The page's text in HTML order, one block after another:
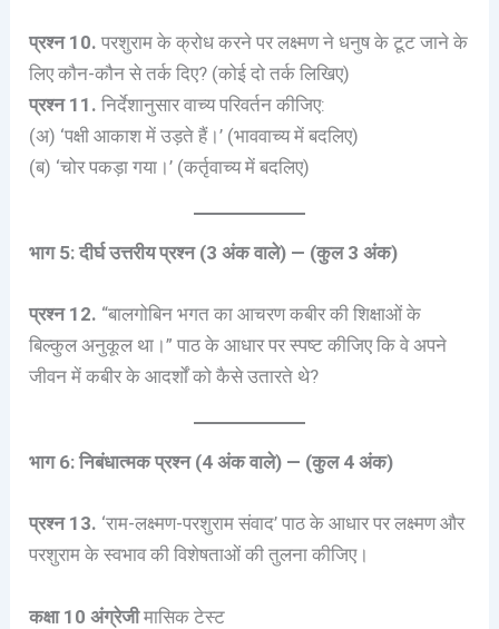
प्रश्न 10. परशुराम के क्रोध करने पर लक्ष्मण ने धनुष के टूट जाने के
लिए कौन-कौन से तर्क दिए? (कोई दो तर्क लिखिए)
प्रश्न 11. निर्देशानुसार वाच्य परिवर्तन कीजिए:
(अ) ‘पक्षी आकाश में उड़ते हैं।’ (भाववाच्य में बदलिए)
(ब) ‘चोर पकड़ा गया।’ (कर्तृवाच्य में बदलिए)
भाग 5: दीर्घ उत्तरीय प्रश्न (3 अंक वाले) — (कुल 3 अंक)
प्रश्न 12. “बालगोबिन भगत का आचरण कबीर की शिक्षाओं के
बिल्कुल अनुकूल था।” पाठ के आधार पर स्पष्ट कीजिए कि वे अपने
जीवन में कबीर के आदर्शों को कैसे उतारते थे?
भाग 6: निबंधात्मक प्रश्न (4 अंक वाले) — (कुल 4 अंक)
प्रश्न 13. ‘राम-लक्ष्मण-परशुराम संवाद’ पाठ के आधार पर लक्ष्मण और
परशुराम के स्वभाव की विशेषताओं की तुलना कीजिए।
कक्षा 10 अंग्रेजीमासिक टेस्ट